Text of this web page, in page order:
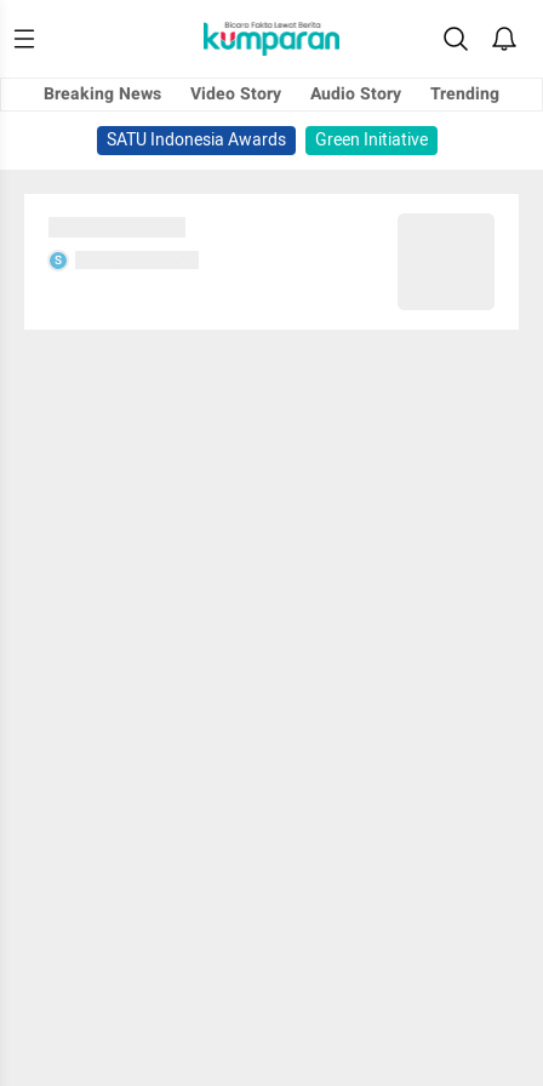
Breaking News Video Story Audio Story
Trending
SATU Indonesia Awards
Green Initiative
S